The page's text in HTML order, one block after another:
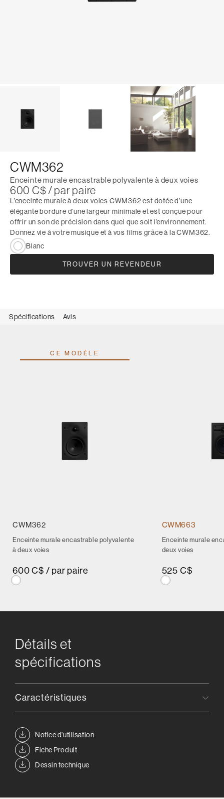
CWM362
Enceinte murale encastrable polyvalente à deux voies
600 C$ / par paire
L’enceinte murale à deux voies CWM362 est dotée d’une
élégante bordure d’une largeur minimale et est conçue pour
offrir un son de précision dans quel que soit l’environnement.
Donnez vie à votre musique et à vos films grâce à la CWM362.
Blanc
TROUVER UN REVENDEUR
Spécifications Avis
CE MODÈLE
CWM362
Enceinte murale encastrable polyvalente
à deux voies
600 C$ / par paire
CWM663
Enceinte murale
deux voies
525 C$
Détails et
spécifications
Notice d’utilisation
Fiche Produit
Dessin technique
Caractéristiques